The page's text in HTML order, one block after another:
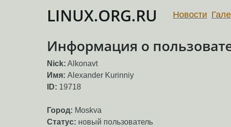
LINUX.ORG.RU Новости
Информация о
Nick: Alkonavt
Имя: Alexander Kurinniy
ID: 19718
Город: Moskva
Статус: новый пользователь